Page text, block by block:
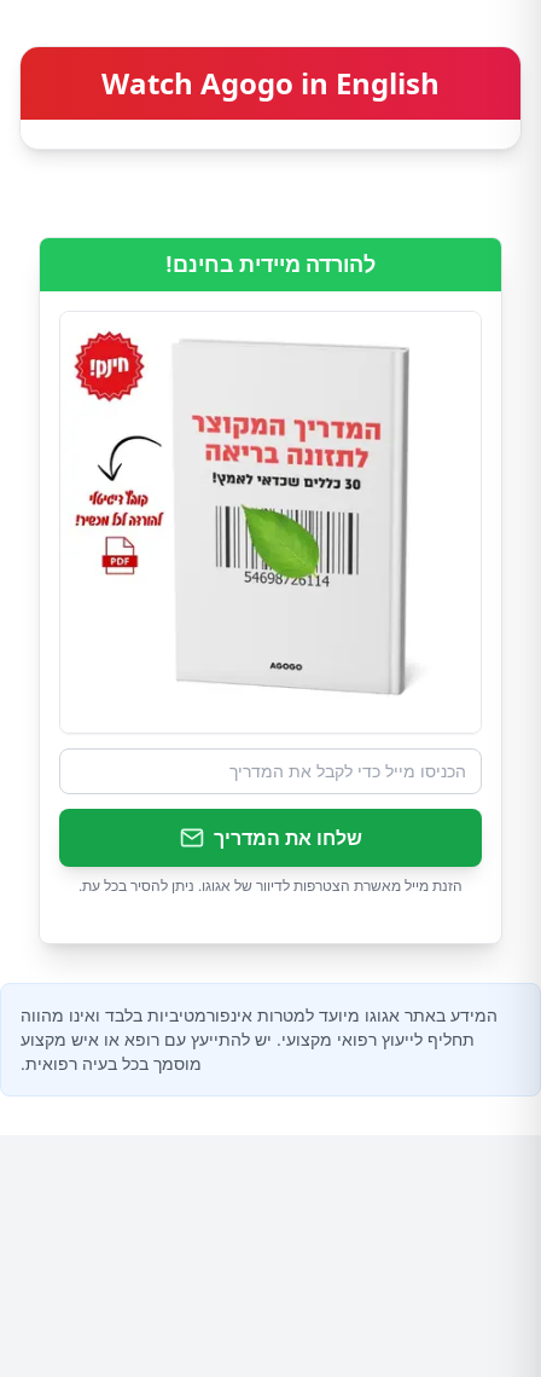
Watch Agogo in English
להורדה מיידית בחינם!
שלחו את המדריך
הזנת מייל מאשרת הצטרפות לדיוור של אגוגו. ניתן להסיר בכל עת.
המידע באתר אגוגו מיועד למטרות אינפורמטיביות בלבד ואינו מהווה
תחליף לייעוץ רפואי מקצועי. יש להתייעץ עם רופא או איש מקצוע
מוסמך בכל בעיה רפואית.